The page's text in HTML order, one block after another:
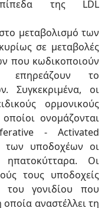
της LDL
μεταβολισμό των
σε μεταβολές
που κωδικοποιούν
επηρεάζουν το
Συγκεκριμένα, οι
ορμονικούς
ονομάζονται
- Activated
των υποδοχέων οι
ηπατοκύτταρα. Οι
τους υποδοχείς
του γονιδίου που
αναστέλλει τη